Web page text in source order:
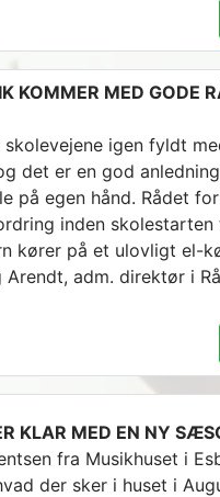
KOMMER MED GODE
igen fyldt
det er en god
på egen hånd. Rådet
inden skolestarten
kører på et ulovligt el-
adm. direktør i
KLAR MED EN NY
fra Musikhuset i
der sker i huset i